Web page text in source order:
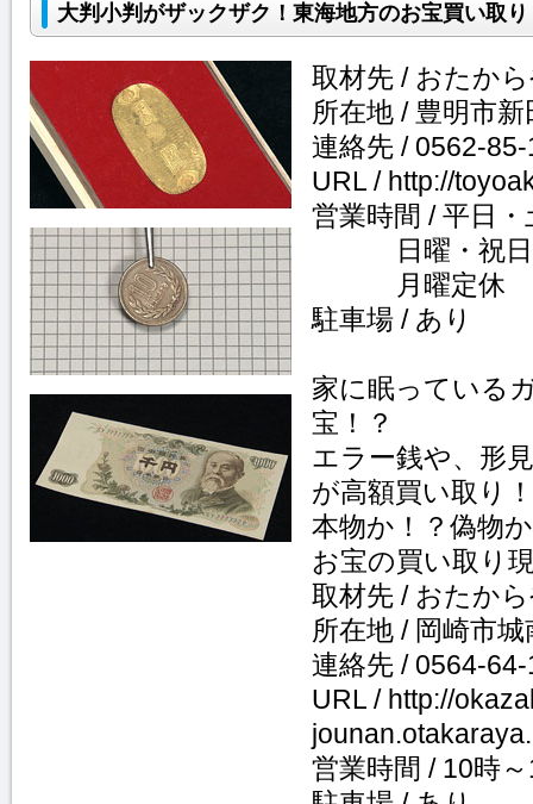
大判小判がザックザク！東海地方のお宝買い取り
取材先 / おたか
所在地 / 豊明市
連絡先 / 0562-
URL / http://
営業時間 / 平日
日曜・祝
月曜定休
駐車場 / あり
家に眠っている
宝！？
エラー銭や、形
が高額買い取り！
本物か！？偽物
お宝の買い取り
取材先 / おたか
所在地 / 岡崎市
連絡先 / 0564-
URL / http://
営業時間 / 10時